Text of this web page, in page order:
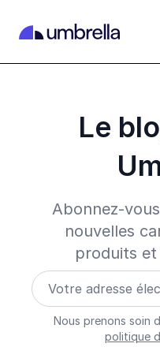
Le
Abonnez-
nouvelles
produits et
Nous prenons soin
politique